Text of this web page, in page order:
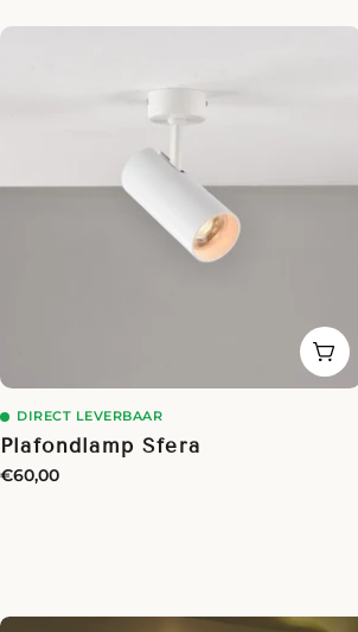
IN
DIRECT LEVERBAAR
Plafondlamp Sfera
Normale
€60,00